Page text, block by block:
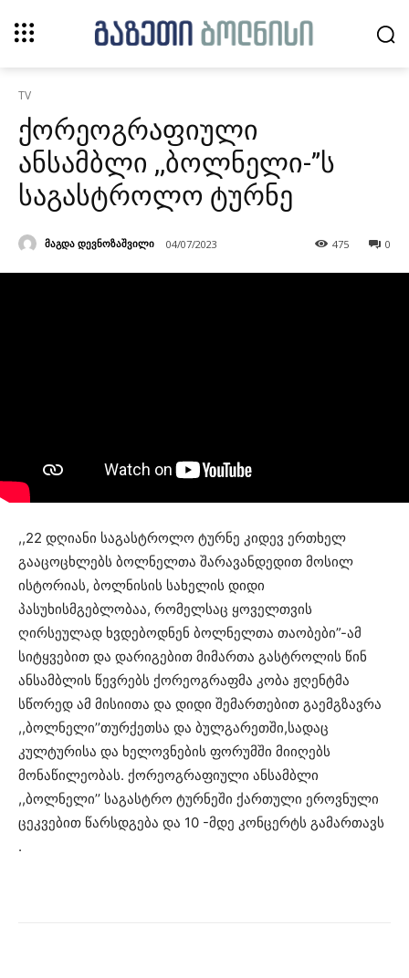
TV
ქორეოგრაფიული
ანსამბლი ,,ბოლნელი-”ს
საგასტროლო ტურნე
მაგდა დევნოზაშვილი 04/07/2023 0
475
,,22 დღიანი საგასტროლო ტურნე კიდევ ერთხელ
გააცოცხლებს ბოლნელთა შარავანდედით მოსილ
ისტორიას, ბოლნისის სახელის დიდი
პასუხისმგებლობაა, რომელსაც ყოველთვის
ღირსეულად ხვდებოდნენ ბოლნელთა თაობები”-ამ
სიტყვებით და დარიგებით მიმართა გასტროლის წინ
ანსამბლის წევრებს ქორეოგრაფმა კობა ჟღენტმა
სწორედ ამ მისიითა და დიდი შემართებით გაემგზავრა
,,ბოლნელი’’თურქეთსა და ბულგარეთში,სადაც
კულტურისა და ხელოვნების ფორუმში მიიღებს
მონაწილეობას. ქორეოგრაფიული ანსამბლი
,,ბოლნელი’’ საგასტრო ტურნეში ქართული ეროვნული
ცეკვებით წარსდგება და 10 -მდე კონცერტს გამართავს
.